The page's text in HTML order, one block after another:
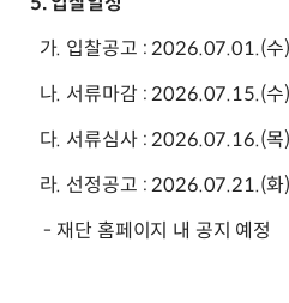
가. 입찰공고 : 2026.07.01.(수)
나. 서류마감 : 2026.07.15.(수
다. 서류심사 : 2026.07.16.(
라. 선정공고 : 2026.07.21.(화
- 재단 홈페이지 내 공지 예정